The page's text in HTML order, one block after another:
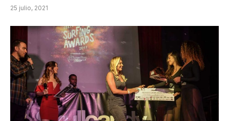
25 julio, 2021